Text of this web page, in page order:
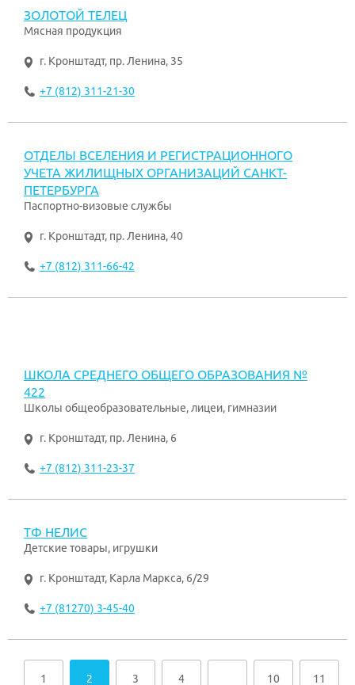
ЗОЛОТОЙ ТЕЛЕЦ
Мясная продукция
г. Кронштадт, пр. Ленина, 35
+7 (812) 311-21-30
ОТДЕЛЫ ВСЕЛЕНИЯ И РЕГИСТРАЦИОННОГО
УЧЕТА ЖИЛИЩНЫХ ОРГАНИЗАЦИЙ САНКТ-
ПЕТЕРБУРГА
Паспортно-визовые службы
г. Кронштадт, пр. Ленина, 40
+7 (812) 311-66-42
ШКОЛА СРЕДНЕГО ОБЩЕГО ОБРАЗОВАНИЯ №
422
Школы общеобразовательные, лицеи, гимназии
г. Кронштадт, пр. Ленина, 6
+7 (812) 311-23-37
ТФ НЕЛИС
Детские товары, игрушки
г. Кронштадт, Карла Маркса, 6/29
+7 (81270) 3-45-40
1 2 3 4 10 11